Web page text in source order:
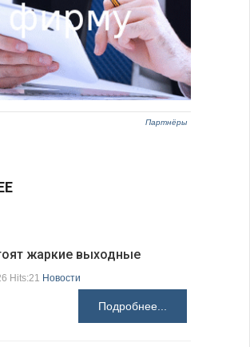
Партнёры
жаркие выходные
Hits:21 Новости
Подробнее...